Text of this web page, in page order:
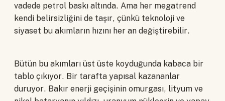
vadede petrol baskı altında. Ama her megatrend
kendi belirsizliğini de taşır, çünkü teknoloji ve
siyaset bu akımların hızını her an değiştirebilir.
Bütün bu akımları üst üste koyduğunda kabaca bir
tablo çıkıyor. Bir tarafta yapısal kazananlar
duruyor. Bakır enerji geçişinin omurgası, lityum ve